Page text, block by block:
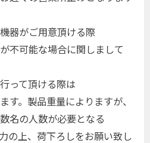
器がご用意頂ける際
不可能な場合に関しまして
って頂ける際は
す。製品重量によりますが、
名の人数が必要となる
の上、荷下ろしをお願い致し